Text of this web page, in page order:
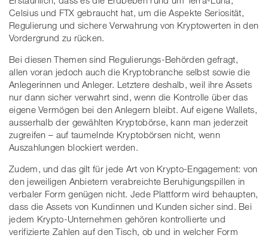
Celsius und FTX gebraucht hat, um die Aspekte Seriosität,
Regulierung und sichere Verwahrung von Kryptowerten in den
Vordergrund zu rücken.
Bei diesen Themen sind Regulierungs-Behörden gefragt,
allen voran jedoch auch die Kryptobranche selbst sowie die
Anlegerinnen und Anleger. Letztere deshalb, weil ihre Assets
nur dann sicher verwahrt sind, wenn die Kontrolle über das
eigene Vermögen bei den Anlegern bleibt. Auf eigene Wallets,
ausserhalb der gewählten Kryptobörse, kann man jederzeit
zugreifen – auf taumelnde Kryptobörsen nicht, wenn
Auszahlungen blockiert werden.
Zudem, und das gilt für jede Art von Krypto-Engagement: von
den jeweiligen Anbietern verabreichte Beruhigungspillen in
verbaler Form genügen nicht. Jede Plattform wird behaupten,
dass die Assets von Kundinnen und Kunden sicher sind. Bei
jedem Krypto-Unternehmen gehören kontrollierte und
verifizierte Zahlen auf den Tisch, ob und in welcher Form